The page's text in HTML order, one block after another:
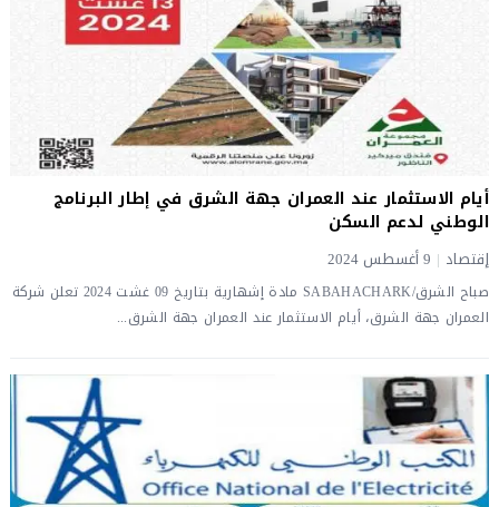
أيام الاستثمار عند العمران جهة الشرق في إطار البرنامج
الوطني لدعم السكن
إقتصاد 9 أغسطس 2024
صباح الشرق/SABAHACHARK مادة إشهارية بتاريخ 09 غشت 2024 تعلن شركة
العمران جهة الشرق، أيام الاستثمار عند العمران جهة الشرق...